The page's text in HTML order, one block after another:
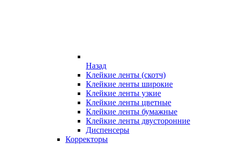
Назад
Клейкие ленты (скотч)
Клейкие ленты широкие
Клейкие ленты узкие
Клейкие ленты цветные
Клейкие ленты бумажные
Клейкие ленты двусторонние
Диспенсеры
Корректоры